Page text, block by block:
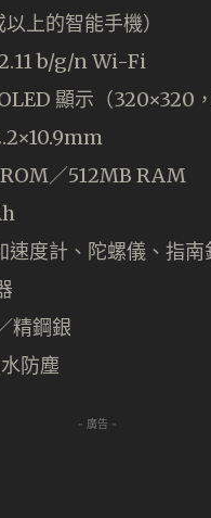
上的智能手機）
b/g/n Wi-Fi
顯示（320×320
／512MB RAM
速度計、陀螺儀、指南
精鋼銀
防塵
- 廣告 -